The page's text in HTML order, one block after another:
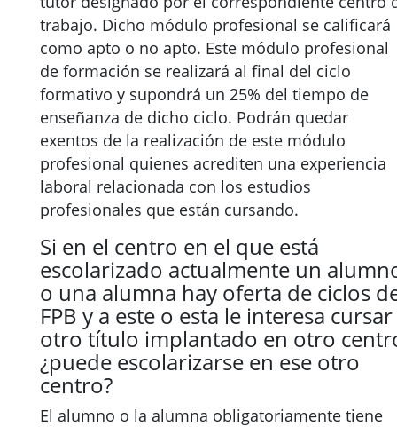
trabajo. Dicho módulo profesional se calificará
como apto o no apto. Este módulo profesional
de formación se realizará al final del ciclo
formativo y supondrá un 25% del tiempo de
enseñanza de dicho ciclo. Podrán quedar
exentos de la realización de este módulo
profesional quienes acrediten una experiencia
laboral relacionada con los estudios
profesionales que están cursando.
Si en el centro en el que está
escolarizado actualmente un
o una alumna hay oferta de ciclos
FPB y a este o esta le interesa cursar
otro título implantado en otro
¿puede escolarizarse en ese otro
centro?
El alumno o la alumna obligatoriamente tiene